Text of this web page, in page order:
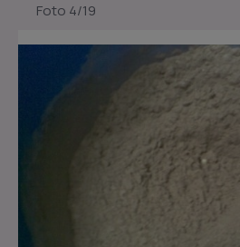
Foto 4/19